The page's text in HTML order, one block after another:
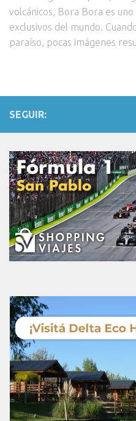
volcánicos, Bora Bora es
exclusivos del mundo.
paraíso, pocas imágenes
SEGUIR: